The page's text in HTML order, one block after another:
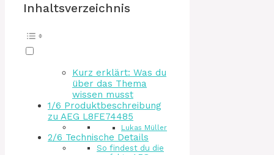
Inhaltsverzeichnis
Kurz erklärt: Was du
über das Thema
wissen musst
1/6 Produktbeschreibung
zu AEG L8FE74485
Lukas Müller
2/6 Technische Details
So findest du die